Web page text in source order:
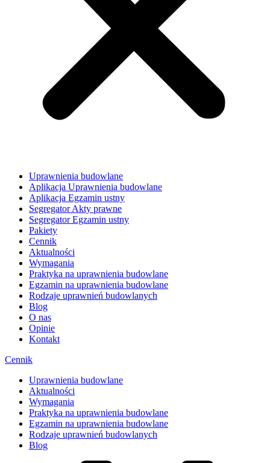
Uprawnienia budowlane
Aplikacja Uprawnienia budowlane
Aplikacja Egzamin ustny
Segregator Akty prawne
Segregator Egzamin ustny
Pakiety
Cennik
Aktualności
Wymagania
Praktyka na uprawnienia budowlane
Egzamin na uprawnienia budowlane
Rodzaje uprawnień budowlanych
Blog
O nas
Opinie
Kontakt
Cennik
Uprawnienia budowlane
Aktualności
Wymagania
Praktyka na uprawnienia budowlane
Egzamin na uprawnienia budowlane
Rodzaje uprawnień budowlanych
Blog